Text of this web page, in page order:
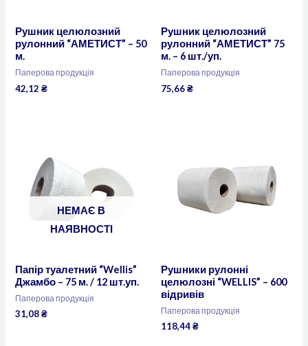
Рушник целюлозний
рулонний “АМЕТИСТ” – 50
м.
Паперова продукція
42,12₴
Рушник целюлозний
рулонний “АМЕТИСТ” 75
м. – 6 шт./уп.
Паперова продукція
75,66₴
НЕМАЄ В
НАЯВНОСТІ
Папір туалетний “Wellis”
Джамбо – 75 м. / 12 шт.уп.
Паперова продукція
31,08₴
Рушники рулонні
целюлозні “WELLIS” – 600
відривів
Паперова продукція
118,44₴